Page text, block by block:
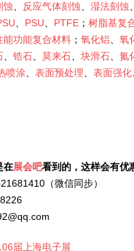
蚀 反应气体刻蚀 湿法刻蚀
PSU PTFE ； 树脂基复
能功能复合材料 ； 氧化铝 氧
锆石 莫来石 块滑石 氮
喷涂 表面预处理 表面强化
在展会吧看到的，这样会有优
（微信同步）
届上海电子展